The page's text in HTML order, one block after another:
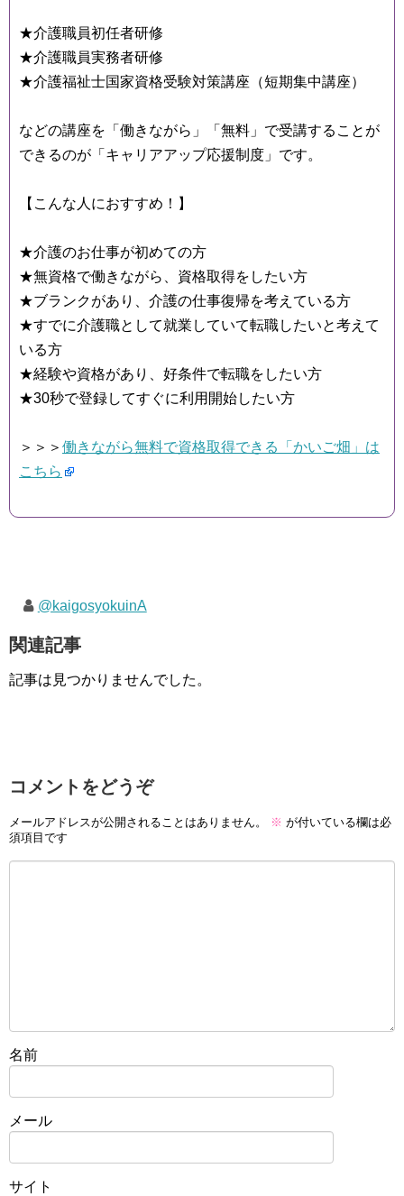
★介護職員初任者研修
★介護職員実務者研修
★介護福祉士国家資格受験対策講座（短期集中講座）
などの講座を「働きながら」「無料」で受講することが
できるのが「キャリアアップ応援制度」です。
【こんな人におすすめ！】
★介護のお仕事が初めての方
★無資格で働きながら、資格取得をしたい方
★ブランクがあり、介護の仕事復帰を考えている方
★すでに介護職として就業していて転職したいと考えて
いる方
★経験や資格があり、好条件で転職をしたい方
★30秒で登録してすぐに利用開始したい方
＞＞＞ 働きながら無料で資格取得できる「かいご畑」は
こちら
@kaigosyokuinA
関連記事
記事は見つかりませんでした。
コメントをどうぞ
メールアドレスが公開されることはありません。 ※ が付いている欄は必
須項目です
名前
メール
サイト